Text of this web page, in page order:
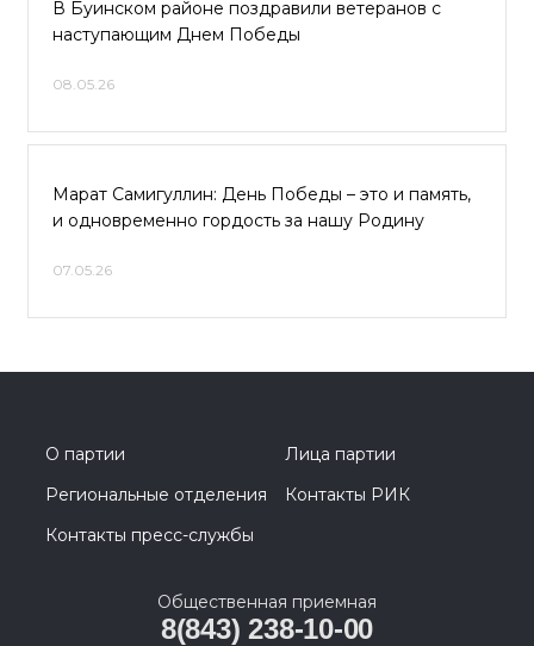
В Буинском районе поздравили ветеранов с
наступающим Днем Победы
08.05.26
Марат Самигуллин: День Победы – это и память,
и одновременно гордость за нашу Родину
07.05.26
О партии
Лица партии
Региональные отделения
Контакты РИК
Контакты пресс-службы
Общественная приемная
8(843) 238-10-00